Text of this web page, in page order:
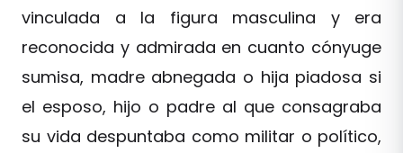
vinculada a la figura masculina y era
reconocida y admirada en cuanto cónyuge
sumisa, madre abnegada o hija piadosa si
el esposo, hijo o padre al que consagraba
su vida despuntaba como militar o político,